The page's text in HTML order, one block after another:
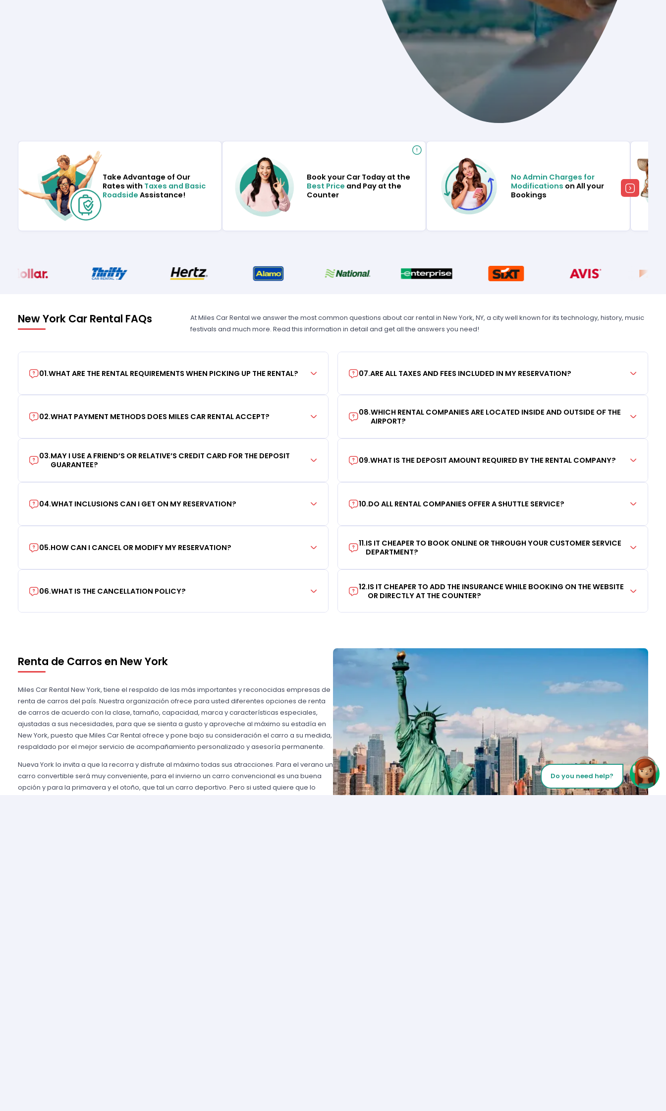
Take Advantage of Our
Rates with Taxes and Basic
Roadside Assistance!
Book your Car Today at the
Best Price and Pay at the
Counter
No Admin Charges for
Modifications on All your
Bookings
New York Car Rental FAQs
At Miles Car Rental we answer the most common questions about car rental in New York, NY, a city well known for its technology, history, music
festivals and much more. Read this information in detail and get all the answers you need!
01.WHAT ARE THE RENTAL REQUIREMENTS WHEN PICKING UP THE RENTAL?
02.WHAT PAYMENT METHODS DOES MILES CAR RENTAL ACCEPT?
03.MAY I USE A FRIEND’S OR RELATIVE’S CREDIT CARD FOR THE DEPOSIT
GUARANTEE?
04.WHAT INCLUSIONS CAN I GET ON MY RESERVATION?
05.HOW CAN I CANCEL OR MODIFY MY RESERVATION?
06.WHAT IS THE CANCELLATION POLICY?
07.ARE ALL TAXES AND FEES INCLUDED IN MY RESERVATION?
08.WHICH RENTAL COMPANIES ARE LOCATED INSIDE AND OUTSIDE OF THE
AIRPORT?
09.WHAT IS THE DEPOSIT AMOUNT REQUIRED BY THE RENTAL COMPANY?
10.DO ALL RENTAL COMPANIES OFFER A SHUTTLE SERVICE?
11.IS IT CHEAPER TO BOOK ONLINE OR THROUGH YOUR CUSTOMER SERVICE
DEPARTMENT?
12.IS IT CHEAPER TO ADD THE INSURANCE WHILE BOOKING ON THE WEBSITE
OR DIRECTLY AT THE COUNTER?
Renta de Carros en New York
Miles Car Rental New York, tiene el respaldo de las más importantes y reconocidas empresas de
renta de carros del país. Nuestra organización ofrece para usted diferentes opciones de renta
de carros de acuerdo con la clase, tamaño, capacidad, marca y características especiales,
ajustadas a sus necesidades, para que se sienta a gusto y aproveche al máximo su estadía en
New York, puesto que Miles Car Rental ofrece y pone bajo su consideración el carro a su medida,
respaldado por el mejor servicio de acompañamiento personalizado y asesoría permanente.
Nueva York lo invita a que la recorra y disfrute al máximo todas sus atracciones. Para el verano un
carro convertible será muy conveniente, para el invierno un carro convencional es una buena
opción y para la primavera y el otoño, que tal un carro deportivo. Pero si usted quiere que lo
Do you need help?